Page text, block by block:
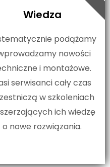
Wiedza
podążamy
nowości
i montażowe.
serwisanci cały czas
w szkoleniach
ich wiedzę
o nowe rozwiązania.